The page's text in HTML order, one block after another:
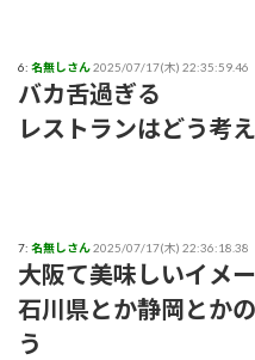
6: 名無しさん2025/07/17(木) 22:35:59.46
バカ舌過ぎる
レストランはどう考
7: 名無しさん2025/07/17(木) 22:36:18.38
大阪て美味しいイメ
石川県とか静岡とか
う